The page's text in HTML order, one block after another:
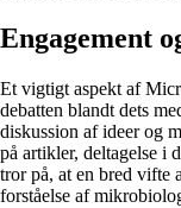
Engagement
Et vigtigt aspekt af
debatten blandt dets
diskussion af ideer og
på artikler, deltagelse i
tror på, at en bred vifte
forståelse af